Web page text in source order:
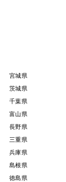
宮城県
茨城県
千葉県
富山県
長野県
三重県
兵庫県
島根県
徳島県